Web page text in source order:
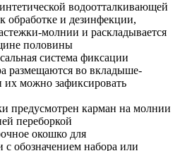
водоотталкивающей
и дезинфекции,
молнии и раскладывается
половины
система фиксации
размещаются во вкладыше-
их можно зафиксировать
предусмотрен карман на молнии
переборкой
окошко для
обозначением набора или